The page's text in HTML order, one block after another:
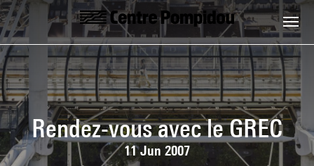
Skip to main content
Centre Pompidou
Rendez-vous avec le GREC
11 Jun 2007